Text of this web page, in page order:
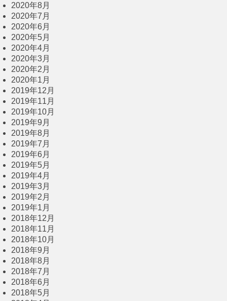
2020年8月
2020年7月
2020年6月
2020年5月
2020年4月
2020年3月
2020年2月
2020年1月
2019年12月
2019年11月
2019年10月
2019年9月
2019年8月
2019年7月
2019年6月
2019年5月
2019年4月
2019年3月
2019年2月
2019年1月
2018年12月
2018年11月
2018年10月
2018年9月
2018年8月
2018年7月
2018年6月
2018年5月